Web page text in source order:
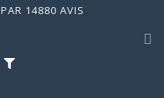
PAR 14880 AVIS